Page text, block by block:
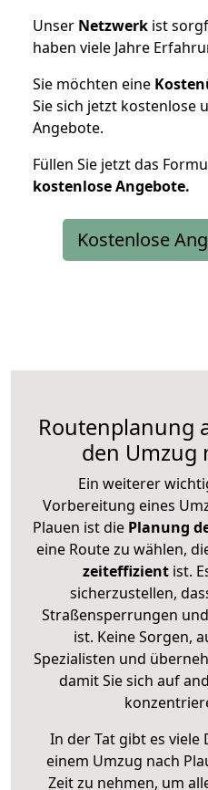
Unser Netzwerk ist
haben viele Jahre
Sie möchten eine
Sie sich jetzt kostenlose
Angebote.
Füllen Sie jetzt das
kostenloseAngebote.
Kostenlose
Routenplanung
den Umzug
Ein weiterer
Vorbereitung eines
Plauen ist die Planung
eine Route zu wählen,
zeiteffizientist.
sicherzustellen,
Straßensperrungen
ist. Keine Sorgen,
Spezialisten und
damit Sie sich auf
In der Tat gibt es viele
einem Umzug nach
Zeit zu nehmen, um